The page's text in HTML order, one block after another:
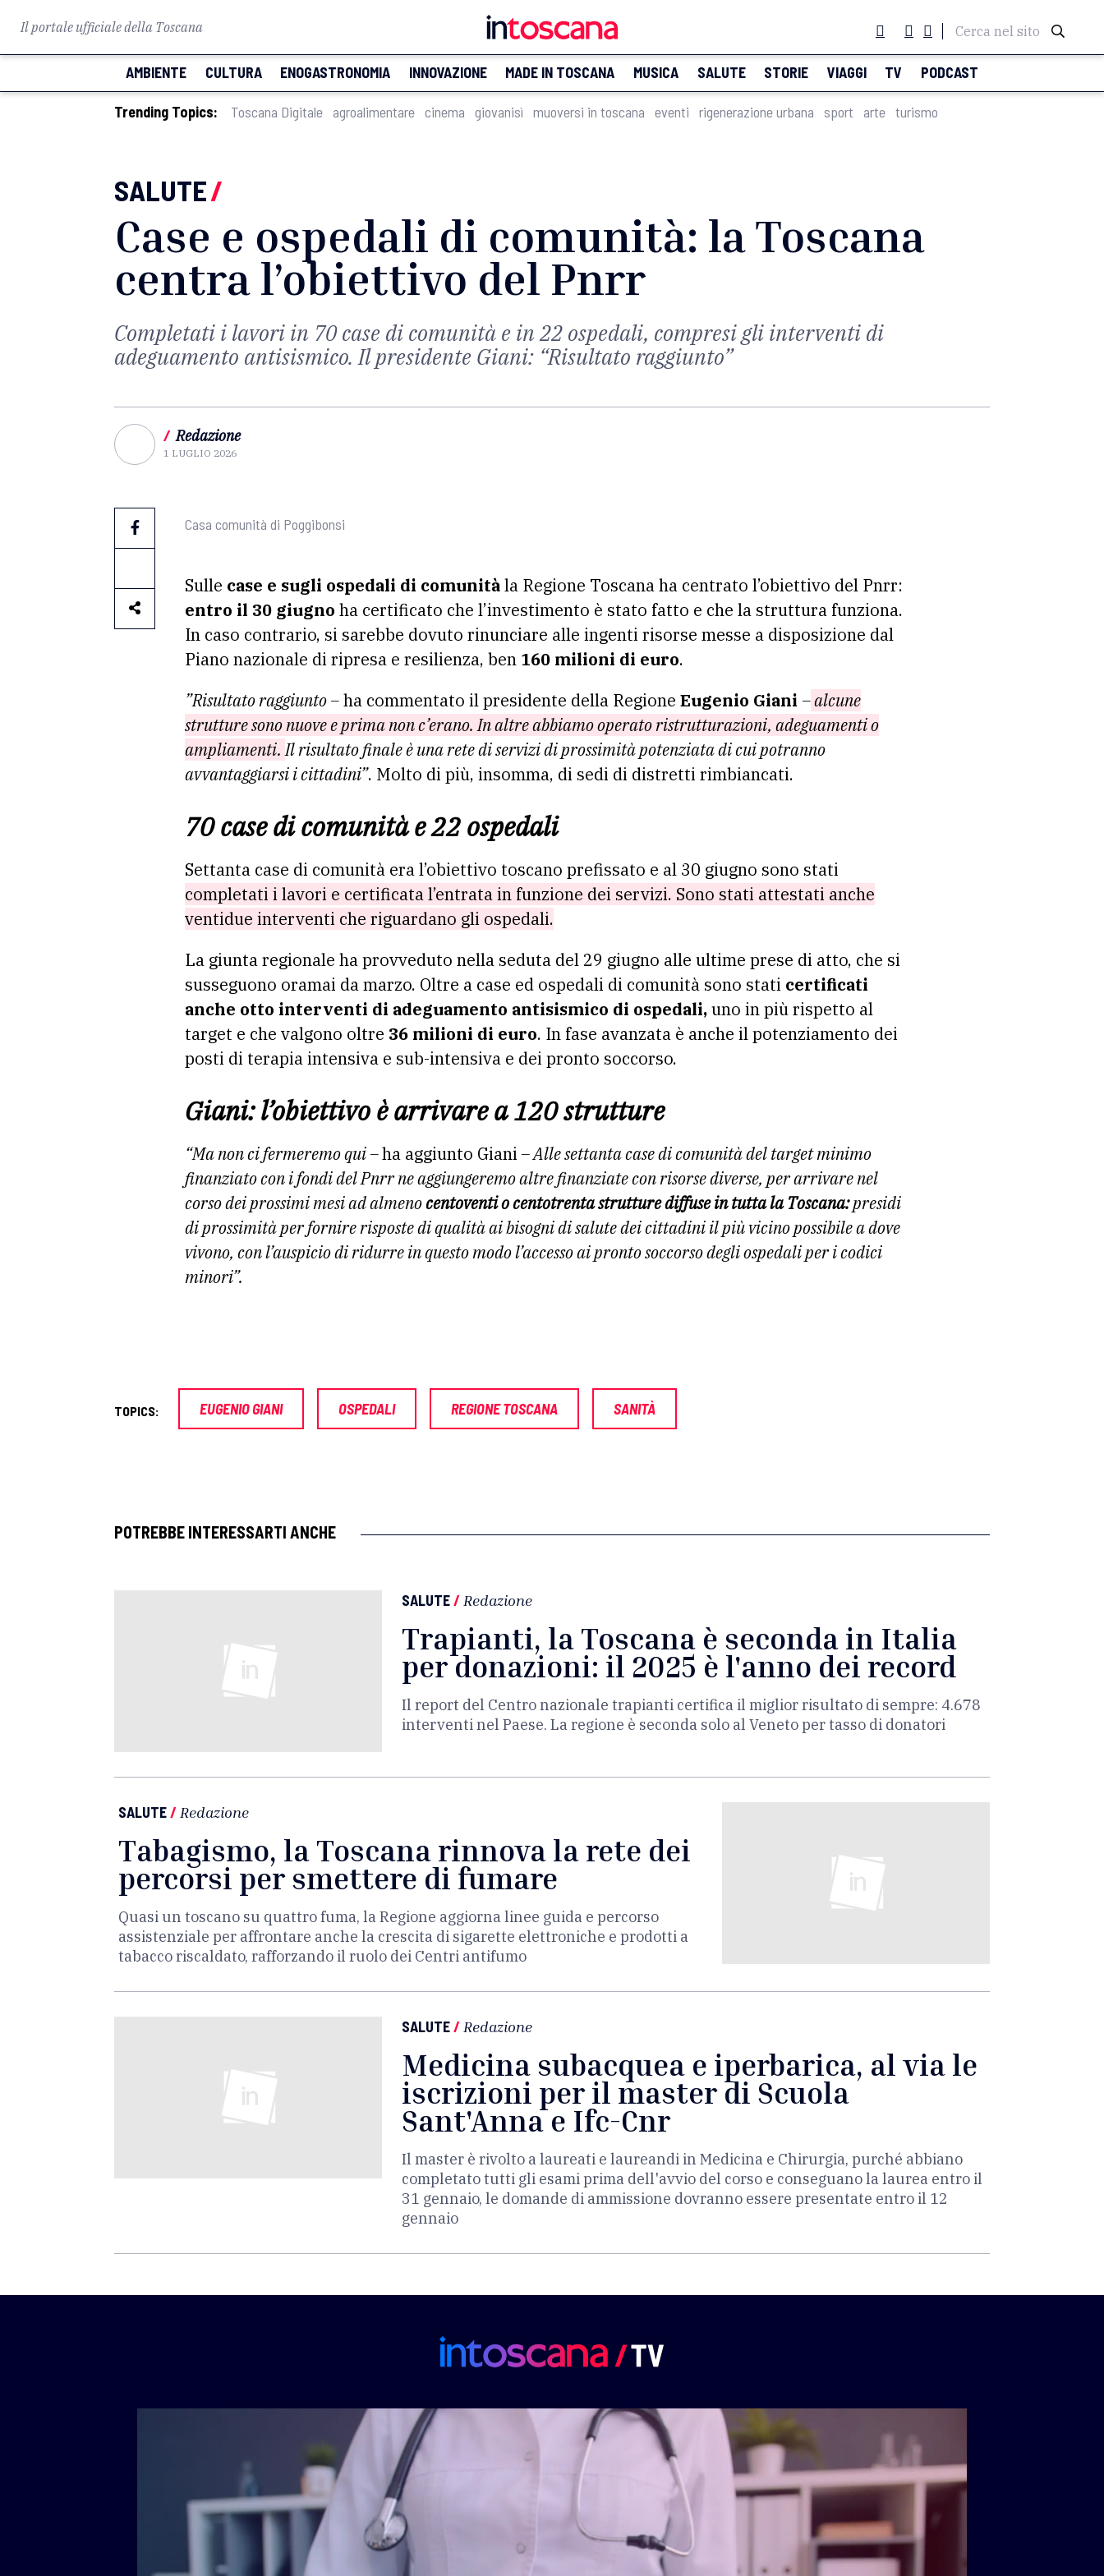
Il portale ufficiale della Toscana Cerca nel sito
AMBIENTE CULTURA ENOGASTRONOMIA INNOVAZIONE MADE IN TOSCANA MUSICA SALUTE STORIE VIAGGI TV PODCAST
Trending Topics: Toscana Digitale agroalimentare cinema giovanisì muoversi in toscana eventi rigenerazione urbana sport arte turismo
SALUTE/
Case e ospedali di comunità: la Toscana
centra l’obiettivo del Pnrr
Completati i lavori in 70 case di comunità e in 22 ospedali, compresi gli interventi di
adeguamento antisismico. Il presidente Giani: “Risultato raggiunto”
/ Redazione
1 LUGLIO 2026
Casa comunità di Poggibonsi
Sulle case e sugli ospedali di comunitàla Regione Toscana ha centrato l’obiettivo del Pnrr:
entro il 30 giugno ha certificato che l’investimento è stato fatto e che la struttura funziona.
In caso contrario, si sarebbe dovuto rinunciare alle ingenti risorse messe a disposizione dal
Piano nazionale di ripresa e resilienza, ben 160 milioni di euro.
”Risultato raggiunto –ha commentato il presidente della Regione Eugenio Giani –alcune
strutture sono nuove e prima non c’erano. In altre abbiamo operato ristrutturazioni, adeguamenti o
ampliamenti.Il risultato finale è una rete di servizi di prossimità potenziata di cui potranno
avvantaggiarsi i cittadini”. Molto di più, insomma, di sedi di distretti rimbiancati.
70 case di comunità e 22 ospedali
Settanta case di comunità era l’obiettivo toscano prefissato e al 30 giugno sono stati
completati i lavori e certificata l’entrata in funzione dei servizi. Sono stati attestati anche
ventidue interventi che riguardano gli ospedali.
La giunta regionale ha provveduto nella seduta del 29 giugno alle ultime prese di atto, che si
susseguono oramai da marzo. Oltre a case ed ospedali di comunità sono stati certificati
anche otto interventi di adeguamento antisismico di ospedali,uno in più rispetto al
target e che valgono oltre 36 milioni di euro. In fase avanzata è anche il potenziamento dei
posti di terapia intensiva e sub-intensiva e dei pronto soccorso.
Giani: l’obiettivo è arrivare a 120 strutture
“Ma non ci fermeremo qui –ha aggiunto Giani – Alle settanta case di comunità del target minimo
finanziato con i fondi del Pnrr ne aggiungeremo altre finanziate con risorse diverse, per arrivare nel
corso dei prossimi mesi ad almenocentoventi o centotrenta strutture diffuse in tutta la Toscana:presidi
di prossimità per fornire risposte di qualità ai bisogni di salute dei cittadini il più vicino possibile a dove
vivono, con l’auspicio di ridurre in questo modo l’accesso ai pronto soccorso degli ospedali per i codici
minori”.
TOPICS: EUGENIO GIANI OSPEDALI REGIONE TOSCANA SANITÀ
POTREBBE INTERESSARTI ANCHE
SALUTE/ Redazione
Trapianti, la Toscana è seconda in Italia
per donazioni: il 2025 è l'anno dei record
Il report del Centro nazionale trapianti certifica il miglior risultato di sempre: 4.678
interventi nel Paese. La regione è seconda solo al Veneto per tasso di donatori
SALUTE/ Redazione
Tabagismo, la Toscana rinnova la rete dei
percorsi per smettere di fumare
Quasi un toscano su quattro fuma, la Regione aggiorna linee guida e percorso
assistenziale per affrontare anche la crescita di sigarette elettroniche e prodotti a
tabacco riscaldato, rafforzando il ruolo dei Centri antifumo
SALUTE/ Redazione
Medicina subacquea e iperbarica, al via le
iscrizioni per il master di Scuola
Sant'Anna e Ifc-Cnr
Il master è rivolto a laureati e laureandi in Medicina e Chirurgia, purché abbiano
completato tutti gli esami prima dell'avvio del corso e conseguano la laurea entro il
31 gennaio, le domande di ammissione dovranno essere presentate entro il 12
gennaio